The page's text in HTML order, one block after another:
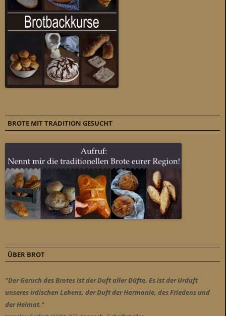
BROTE MIT TRADITION GESUCHT
ÜBER BROT
"Der Geruch des Brotes ist der Duft aller Düfte. Es ist der Urduft
unseres irdischen Lebens, der Duft der Harmonie, des Friedens und
der Heimat."